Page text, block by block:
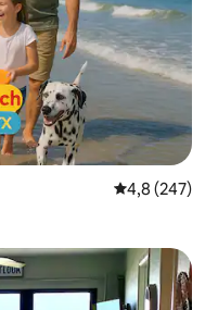
5 üzerinden
4,8 (247)
arasında